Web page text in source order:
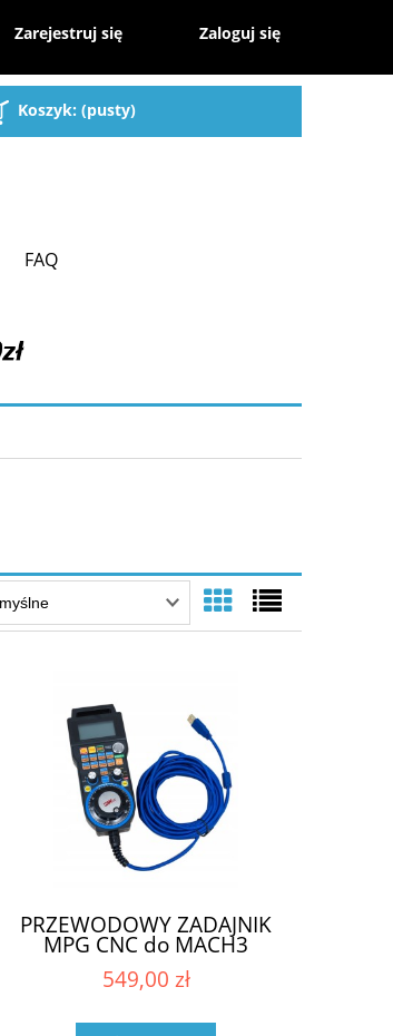
Zarejestruj się Zaloguj się
Koszyk: (pusty)
FAQ
PRZEWODOWY ZADAJNIK
MPG CNC do MACH3
549,00 zł